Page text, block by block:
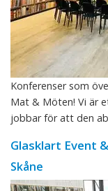
Konferenser som
Mat & Möten! Vi är
jobbar för att den
Glasklart Event
Skåne